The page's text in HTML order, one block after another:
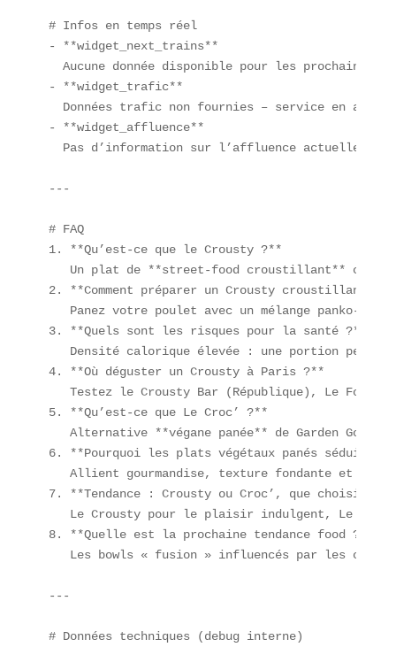
# Infos en temps réel
- **widget_next_trains**
Aucune donnée disponible pour les prochains
- **widget_trafic**
Données trafic non fournies – service en
- **widget_affluence**
  Pas d’information sur l’affluence actuelle.
---
# FAQ
1. **Qu’est-ce que le Crousty ?**
Un plat de **street-food croustillant**
2. **Comment préparer un Crousty croustillant
Panez votre poulet avec un mélange panko-
3. **Quels sont les risques pour la santé ?**
Densité calorique élevée : une portion peut
4. **Où déguster un Crousty à Paris ?**
Testez le Crousty Bar (République), Le Food
5. **Qu’est-ce que Le Croc’ ?**
Alternative **végane panée** de Garden
6. **Pourquoi les plats végétaux panés
Allient gourmandise, texture fondante et
7. **Tendance : Crousty ou Croc’, que choisir
Le Crousty pour le plaisir indulgent, Le
8. **Quelle est la prochaine tendance food ?**
Les bowls « fusion » influencés par les
---
# Données techniques (debug interne)